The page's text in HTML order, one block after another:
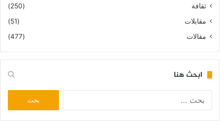
ثقافة
(250)
مقابلات
(51)
مقالات
(477)
ابحث هنا